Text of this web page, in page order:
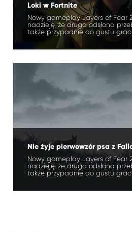
Loki w Fortnite
Nowy gameplay Layers of Fear
nadzieję, że druga odsłona
także przypadnie do gustu
Nie żyje pierwowzór psa z
Nowy gameplay Layers of Fear
nadzieję, że druga odsłona
także przypadnie do gustu